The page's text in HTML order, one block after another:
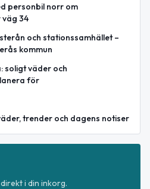
personbil norr om
34
och stationssamhället –
kommun
soligt väder och
för
trender och dagens notiser
i din inkorg.